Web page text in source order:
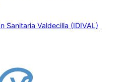
Sanitaria Valdecilla (IDIVAL)